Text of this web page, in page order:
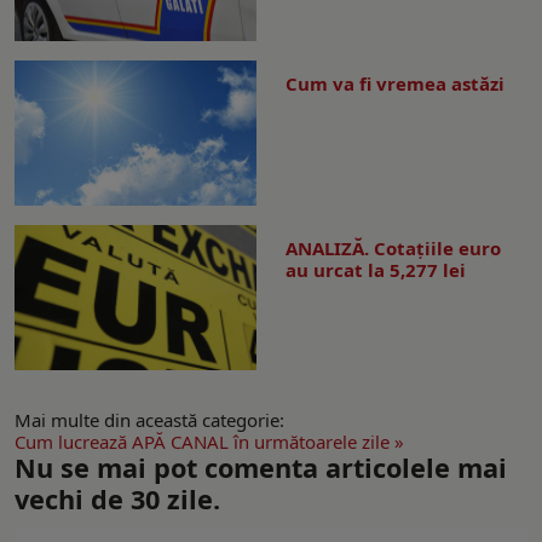
Cum va fi vremea astăzi
ANALIZĂ. Cotațiile euro
au urcat la 5,277 lei
Mai multe din această categorie:
Cum lucrează APĂ CANAL în următoarele zile »
Nu se mai pot comenta articolele mai
vechi de 30 zile.